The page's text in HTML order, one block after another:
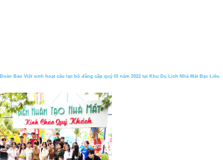
Đoàn Bảo Việt sinh hoạt câu lạc bộ đẳng cấp quý III năm 2022 tại Khu Du Lịch Nhà Mát Bạc Liêu.